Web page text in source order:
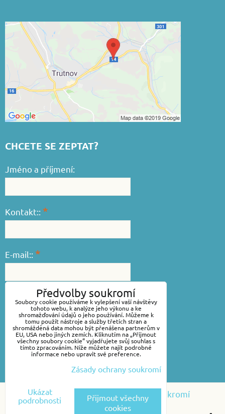
CHCETE SE ZEPTAT?
Jméno a příjmení:
Kontakt:: *
E-mail:: *
Váš dotaz::*
Předvolby soukromí
Zásady ochrany soukromí
Předvolby soukromí
Soubory cookie používáme k vylepšení vaší návštěvy
tohoto webu, k analýze jeho výkonu a ke
shromažďování údajů o jeho používání. Můžeme k
tomu použít nástroje a služby třetích stran a
shromážděná data mohou být přenášena partnerům v
EU, USA nebo jiných zemích. Kliknutím na „Přijmout
všechny soubory cookie“ vyjadřujete svůj souhlas s
tímto zpracováním. Níže můžete najít podrobné
informace nebo upravit své preference.
Zásady ochrany soukromí
Ukázat
podrobnosti
Přijmout všechny
cookies